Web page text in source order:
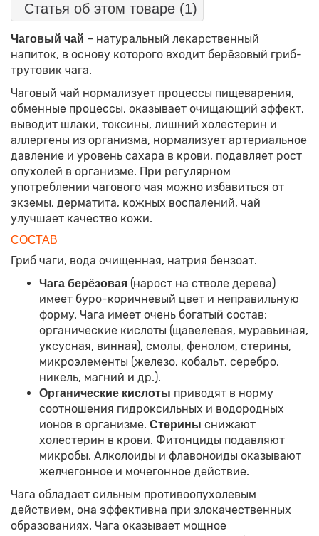
Статья об этом товаре (1)
Чаговый чай – натуральный лекарственный
напиток, в основу которого входит берёзовый гриб-
трутовик чага.
Чаговый чай нормализует процессы пищеварения,
обменные процессы, оказывает очищающий эффект,
выводит шлаки, токсины, лишний холестерин и
аллергены из организма, нормализует артериальное
давление и уровень сахара в крови, подавляет рост
опухолей в организме. При регулярном
употреблении чагового чая можно избавиться от
экземы, дерматита, кожных воспалений, чай
улучшает качество кожи.
СОСТАВ
Гриб чаги, вода очищенная, натрия бензоат.
Чага берёзовая (нарост на стволе дерева)
имеет буро-коричневый цвет и неправильную
форму. Чага имеет очень богатый состав:
органические кислоты (щавелевая, муравьиная,
уксусная, винная), смолы, фенолом, стерины,
микроэлементы (железо, кобальт, серебро,
никель, магний и др.).
Органические кислоты приводят в норму
соотношения гидроксильных и водородных
ионов в организме. Стерины снижают
холестерин в крови. Фитонциды подавляют
микробы. Алколоиды и флавоноиды оказывают
желчегонное и мочегонное действие.
Чага обладает сильным противоопухолевым
действием, она эффективна при злокачественных
образованиях. Чага оказывает мощное